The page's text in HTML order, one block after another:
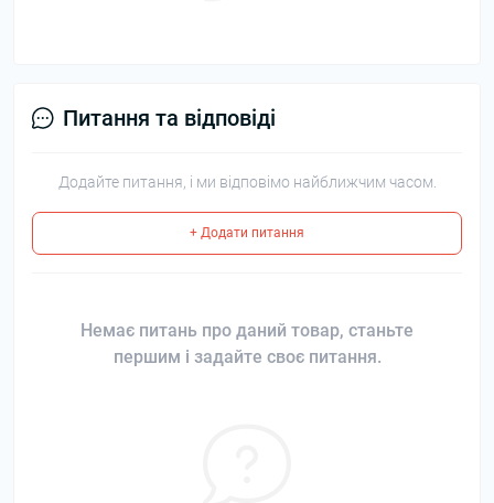
Питання та відповіді
Додайте питання, і ми відповімо найближчим часом.
+ Додати питання
Немає питань про даний товар, станьте
першим і задайте своє питання.